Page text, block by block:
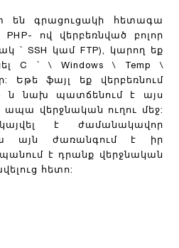
են գրացուցակի հետագա
ով վերբեռնված բոլոր
՝ SSH կամ FTP), կարող եք
C ՝ \ Windows \ Temp \
Եթե ​​ֆայլ եք վերբեռնում
ն նախ պատճենում է այս
վերջնական ուղու մեջ:
է ժամանակավոր
այն ժառանգում է իր
է դրանք վերջնական
հետո: